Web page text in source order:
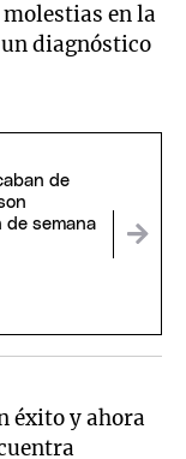
en la
un diagnóstico
de
de semana
éxito y ahora